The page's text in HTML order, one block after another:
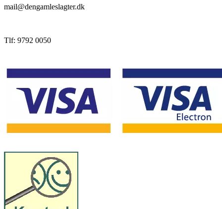
mail@dengamleslagter.dk
Tlf: 9792 0050